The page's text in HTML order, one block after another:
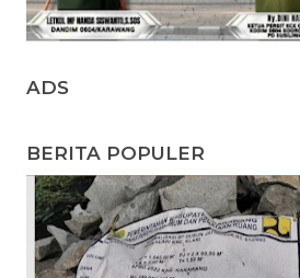
ADS
BERITA POPULER